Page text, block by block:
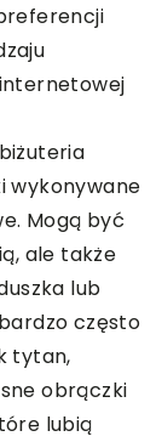
wykonywane
Mogą być
ale także
lub
często
tytan,
obrączki
lubią